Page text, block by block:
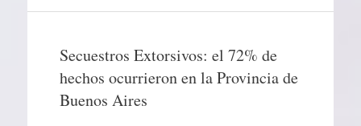
Secuestros Extorsivos: el 72% de
hechos ocurrieron en la Provincia de
Buenos Aires